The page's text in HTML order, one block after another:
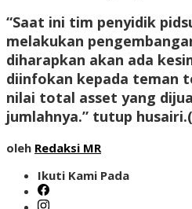
“Saat ini tim penyidik
melakukan
diharapkan akan ada
diinfokan kepada teman
nilai total asset yang
jumlahnya.” tutup husairi.
oleh Redaksi MR
Ikuti Kami Pada